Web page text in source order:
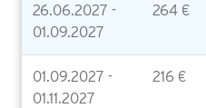
26.06.2027 -
01.09.2027
264 €
01.09.2027 -
01.11.2027
216 €